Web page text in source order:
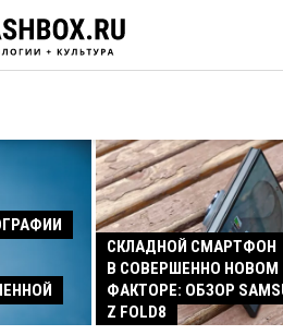
СКЛАДНОЙ СМАРТФОН
В СОВЕРШЕННО
ФАКТОРЕ: ОБЗОР
Z FOLD8